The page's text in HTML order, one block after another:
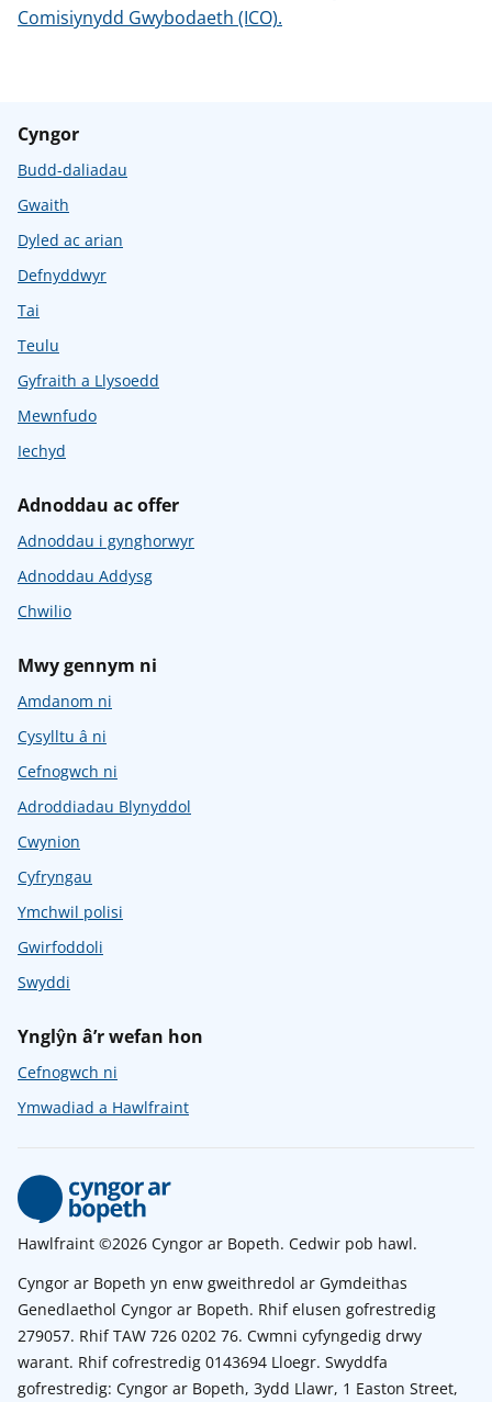
Comisiynydd Gwybodaeth (ICO).
Cyngor
Budd-daliadau
Gwaith
Dyled ac arian
Defnyddwyr
Tai
Teulu
Gyfraith a Llysoedd
Mewnfudo
Iechyd
Adnoddau ac offer
Adnoddau i gynghorwyr
Adnoddau Addysg
Chwilio
Mwy gennym ni
Amdanom ni
Cysylltu â ni
Cefnogwch ni
Adroddiadau Blynyddol
Cwynion
Cyfryngau
Ymchwil polisi
Gwirfoddoli
Swyddi
Ynglŷn â’r wefan hon
Cefnogwch ni
Ymwadiad a Hawlfraint
Hawlfraint ©2026 Cyngor ar Bopeth. Cedwir pob hawl.
Cyngor ar Bopeth yn enw gweithredol ar Gymdeithas
Genedlaethol Cyngor ar Bopeth. Rhif elusen gofrestredig
279057. Rhif TAW 726 0202 76. Cwmni cyfyngedig drwy
warant. Rhif cofrestredig 0143694 Lloegr. Swyddfa
gofrestredig: Cyngor ar Bopeth, 3ydd Llawr, 1 Easton Street,